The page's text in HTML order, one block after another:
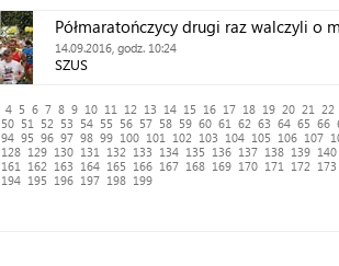
Półmaratończycy drugi raz walczyli o
14.09.2016, godz. 10:24
SZUS
4 5 6 7 8 9 10 11 12 13 14 15 16 17 18 19 20 21 22
50 51 52 53 54 55 56 57 58 59 60 61 62 63 64 65 66
94 95 96 97 98 99 100 101 102 103 104 105 106 107
128 129 130 131 132 133 134 135 136 137 138 139 140
161 162 163 164 165 166 167 168 169 170 171 172 173
194 195 196 197 198 199